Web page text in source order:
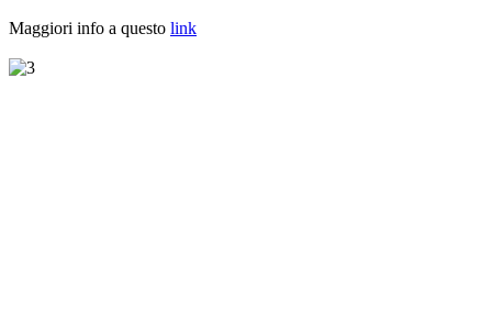
Maggiori info a questo link